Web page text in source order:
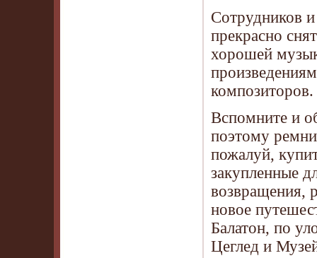
Сотрудников
прекрасно
хорошей
композиторов.
Вспомните и
поэтому
пожалуй,
закупленные
возвращения,
новое
Балатон, по
Цеглед и